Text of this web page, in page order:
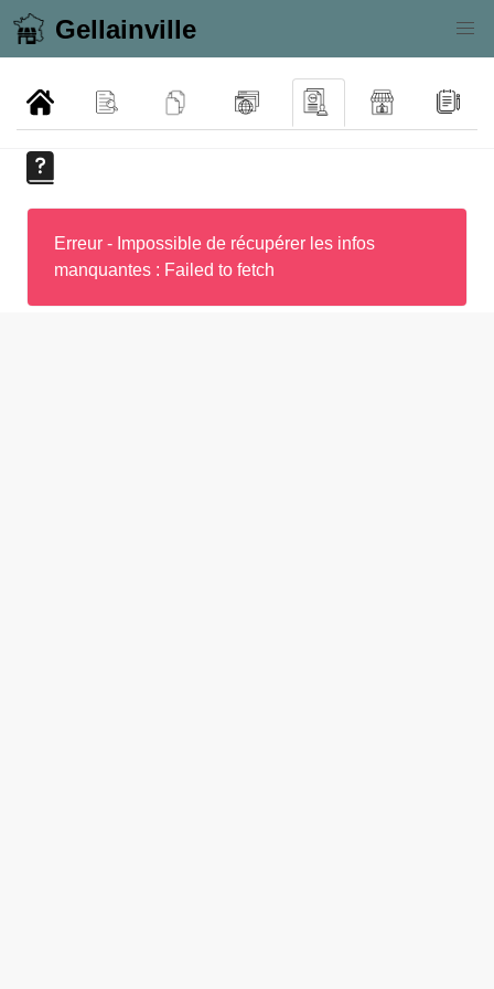
Gellainville
Erreur - Impossible de récupérer les infos
manquantes : Failed to fetch